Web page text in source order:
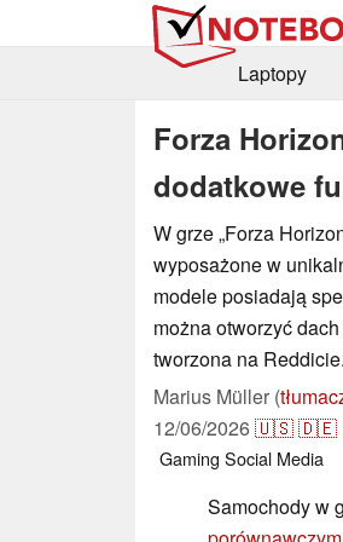
Laptopy
Forza
dodatkowe
W grze „Forza
wyposażone w
modele posiadają
można otworzyć
tworzona na Reddicie.
Marius Müller (
12/06/2026🇺🇸🇩🇪
Gaming Social Media
Samochody w